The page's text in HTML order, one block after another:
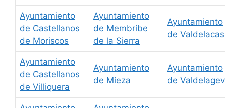
Ayuntamiento
de Castellanos
de Moriscos
Ayuntamiento
de Membribe
de la Sierra
Ayuntamiento
de
Ayuntamiento
de Castellanos
de Villiquera
Ayuntamiento
de Mieza
Ayuntamiento
de